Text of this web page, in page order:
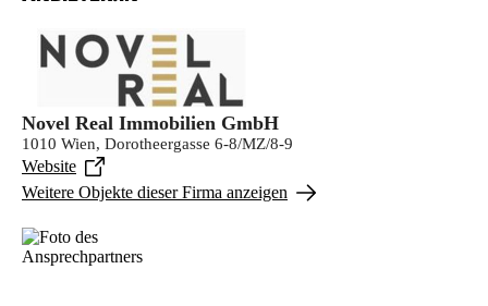
Novel Real Immobilien GmbH
1010 Wien, Dorotheergasse 6-8/MZ/8-9
Website
Weitere Objekte dieser Firma anzeigen